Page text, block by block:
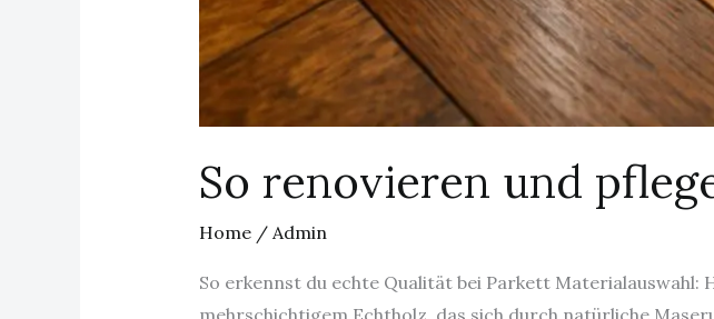
So renovieren und
Home/ Admin
So erkennst du echte Qualität bei Parkett